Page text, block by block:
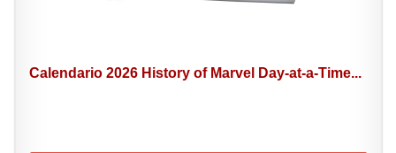
Calendario 2026 History of Marvel Day-at-a-Time...